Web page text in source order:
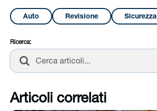
Auto Revisione Sicurezza
Ricerca:
Articoli correlati